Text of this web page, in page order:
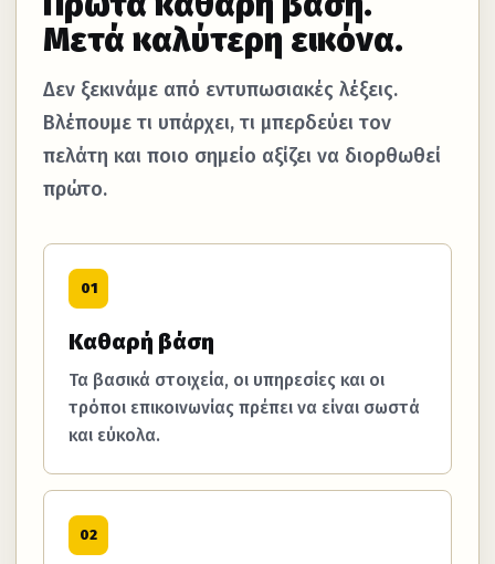
Μετά καλύτερη εικόνα.
Δεν ξεκινάμε από εντυπωσιακές λέξεις.
Βλέπουμε τι υπάρχει, τι μπερδεύει τον
πελάτη και ποιο σημείο αξίζει να διορθωθεί
πρώτο.
01
Καθαρή βάση
Τα βασικά στοιχεία, οι υπηρεσίες και οι
τρόποι επικοινωνίας πρέπει να είναι σωστά
και εύκολα.
02